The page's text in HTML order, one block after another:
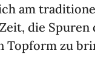
am
die
Topform zu